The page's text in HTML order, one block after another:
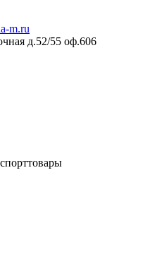
m.ru
д.52/55 оф.606